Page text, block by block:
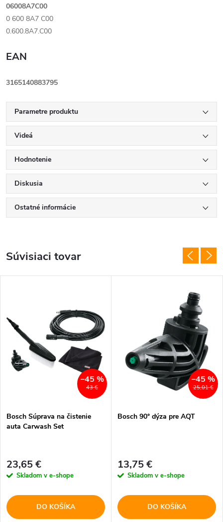
06008A7C00
0 600 8A7 C00
0.600.8A7.C00
EAN
3165140883795
Parametre produktu
Videá
Hodnotenie
Diskusia
Ostatné informácie
Súvisiaci tovar
43 €
–45 %
Bosch Súprava na čistenie
auta Carwash Set
23,65 €
Skladom v e-shope
DO KOŠÍKA
25,01 €
–45 %
Bosch 90° dýza pre AQT
13,75 €
Skladom v e-shope
DO KOŠÍKA